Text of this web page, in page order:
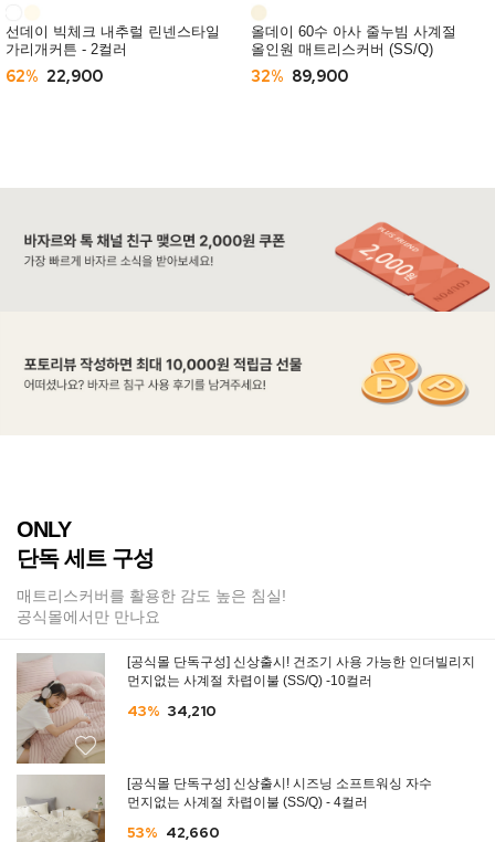
선데이 빅체크 내추럴 린넨스타일
가리개커튼 - 2컬러
62% 22,900
올데이 60수 아사 줄누빔 사계절
올인원 매트리스커버 (SS/Q)
32% 89,900
ONLY
단독 세트 구성
매트리스커버를 활용한 감도 높은 침실!
공식몰에서만 만나요
[공식몰 단독구성] 신상출시! 건조기 사용 가능한 인더빌리지
먼지없는 사계절 차렵이불 (SS/Q) -10컬러
43% 34,210
[공식몰 단독구성] 신상출시! 시즈닝 소프트워싱 자수
먼지없는 사계절 차렵이불 (SS/Q) - 4컬러
53% 42,660